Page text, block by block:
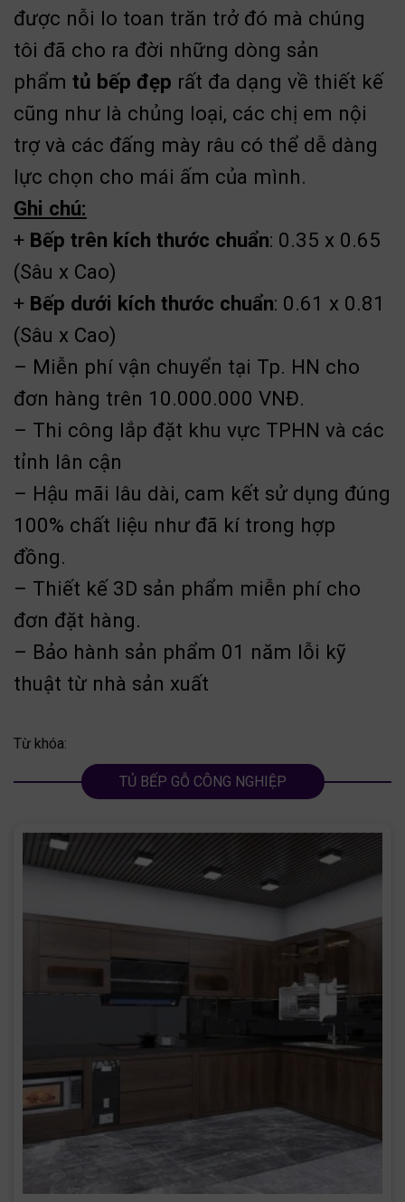
được nỗi lo toan trăn trở đó mà chúng
tôi đã cho ra đời những dòng sản
phẩm tủ bếp đẹp rất đa dạng về thiết kế
cũng như là chủng loại, các chị em nội
trợ và các đấng mày râu có thể dễ dàng
lực chọn cho mái ấm của mình.
Ghi chú:
+ Bếp trên kích thước chuẩn: 0.35 x 0.65
(Sâu x Cao)
+ Bếp dưới kích thước chuẩn: 0.61 x 0.81
(Sâu x Cao)
– Miễn phí vận chuyển tại Tp. HN cho
đơn hàng trên 10.000.000 VNĐ.
– Thi công lắp đặt khu vực TPHN và các
tỉnh lân cận
– Hậu mãi lâu dài, cam kết sử dụng đúng
100% chất liệu như đã kí trong hợp
đồng.
– Thiết kế 3D sản phẩm miễn phí cho
đơn đặt hàng.
– Bảo hành sản phẩm 01 năm lỗi kỹ
thuật từ nhà sản xuất
Từ khóa:
TỦ BẾP GỖ CÔNG NGHIỆP